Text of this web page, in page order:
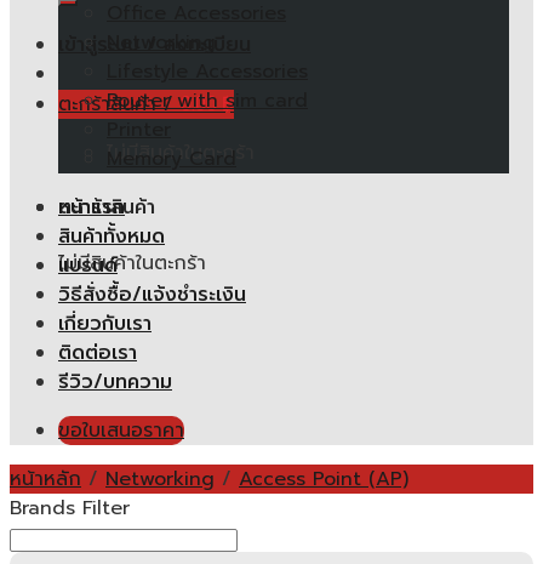
ตะกร้าสินค้า /0.00฿
ไม่มีสินค้าในตะกร้า
ตะกร้าสินค้า
ไม่มีสินค้าในตะกร้า
Router with sim card
Memory Card
หน้าแรก
สินค้าทั้งหมด
แบรนด์
วิธีสั่งซื้อ/แจ้งชำระเงิน
เกี่ยวกับเรา
ติดต่อเรา
รีวิว/บทความ
ขอใบเสนอราคา
หน้าหลัก / Networking / Access Point (AP)
Brands Filter